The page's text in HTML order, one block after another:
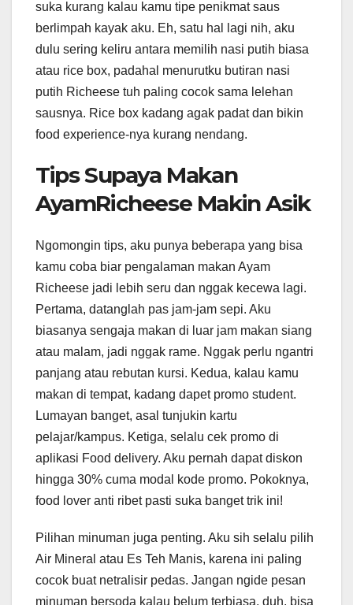
suka kurang kalau kamu tipe penikmat saus
berlimpah kayak aku. Eh, satu hal lagi nih, aku
dulu sering keliru antara memilih nasi putih biasa
atau rice box, padahal menurutku butiran nasi
putih Richeese tuh paling cocok sama lelehan
sausnya. Rice box kadang agak padat dan bikin
food experience-nya kurang nendang.
Tips Supaya Makan
AyamRicheese Makin Asik
Ngomongin tips, aku punya beberapa yang bisa
kamu coba biar pengalaman makan Ayam
Richeese jadi lebih seru dan nggak kecewa lagi.
Pertama, datanglah pas jam-jam sepi. Aku
biasanya sengaja makan di luar jam makan siang
atau malam, jadi nggak rame. Nggak perlu ngantri
panjang atau rebutan kursi. Kedua, kalau kamu
makan di tempat, kadang dapet promo student.
Lumayan banget, asal tunjukin kartu
pelajar/kampus. Ketiga, selalu cek promo di
aplikasi Food delivery. Aku pernah dapat diskon
hingga 30% cuma modal kode promo. Pokoknya,
food lover anti ribet pasti suka banget trik ini!
Pilihan minuman juga penting. Aku sih selalu pilih
Air Mineral atau Es Teh Manis, karena ini paling
cocok buat netralisir pedas. Jangan ngide pesan
minuman bersoda kalau belum terbiasa, duh, bisa